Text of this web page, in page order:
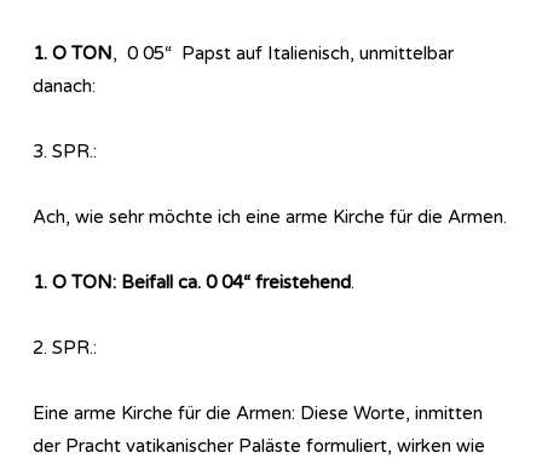
1. O TON, 0 05“ Papst auf Italienisch, unmittelbar
danach:
3. SPR.:
Ach, wie sehr möchte ich eine arme Kirche für die Armen.
1. O TON: Beifall ca. 0 04“ freistehend.
2. SPR.:
Eine arme Kirche für die Armen: Diese Worte, inmitten
der Pracht vatikanischer Paläste formuliert, wirken wie